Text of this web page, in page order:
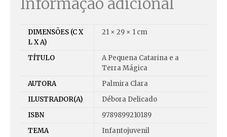
DIMENSÕES (C X
L X A)
21 × 29 × 1 cm
TÍTULO
A Pequena Catarina e a
Terra Mágica
AUTORA
Palmira Clara
ILUSTRADOR(A)
Débora Delicado
ISBN
9789899210189
TEMA
Infantojuvenil